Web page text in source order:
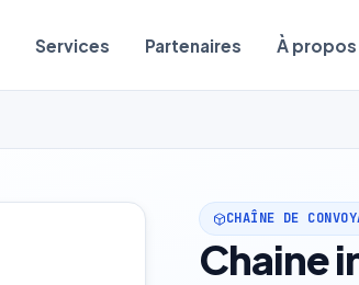
Services Partenaires À propos
CHAÎNE DE
Chaine